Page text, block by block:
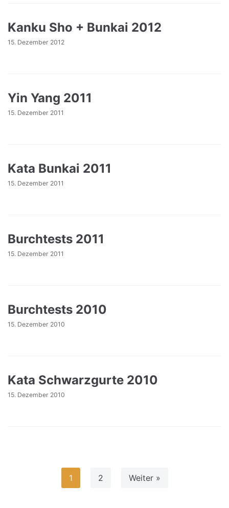
Kanku Sho + Bunkai 2012
15. Dezember 2012
Yin Yang 2011
15. Dezember 2011
Kata Bunkai 2011
15. Dezember 2011
Burchtests 2011
15. Dezember 2011
Burchtests 2010
15. Dezember 2010
Kata Schwarzgurte 2010
15. Dezember 2010
1 2 Weiter »